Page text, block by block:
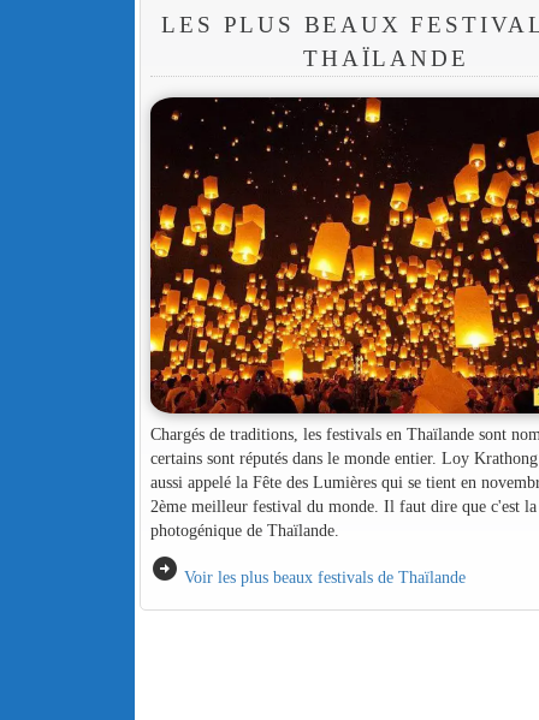
LES PLUS BEAUX
THAÏLANDE
Chargés de traditions, les festivals en Thaïlande sont
certains sont réputés dans le monde entier. Loy
aussi appelé la Fête des Lumières qui se tient en
2ème meilleur festival du monde. Il faut dire que c'est
photogénique de Thaïlande.
arrow_circle_right Voir les plus beaux festivals de Thaïlande